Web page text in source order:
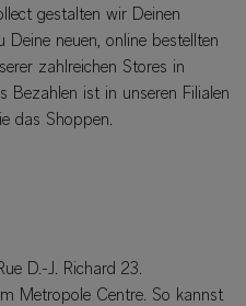
gestalten wir Deinen
Deine neuen, online bestellten
zahlreichen Stores in
Bezahlen ist in unseren Filialen
das Shoppen.
D.-J. Richard 23.
Metropole Centre. So kannst